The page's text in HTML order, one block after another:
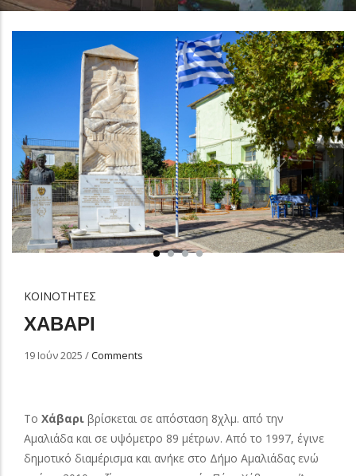
ΚΟΙΝΟΤΗΤΕΣ
ΧΑΒΑΡΙ
19 Ιούν 2025 /Comments
Το Χάβαρι βρίσκεται σε απόσταση 8χλμ. από την
Αμαλιάδα και σε υψόμετρο 89 μέτρων. Από το 1997, έγινε
δημοτικό διαμέρισμα και ανήκε στο Δήμο Αμαλιάδας ενώ